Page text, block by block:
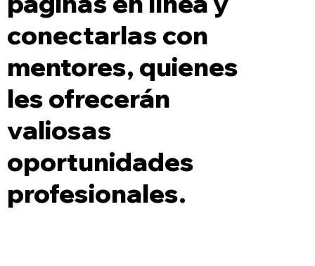
conectarlas con
mentores, quienes
les ofrecerán
valiosas
oportunidades
profesionales.